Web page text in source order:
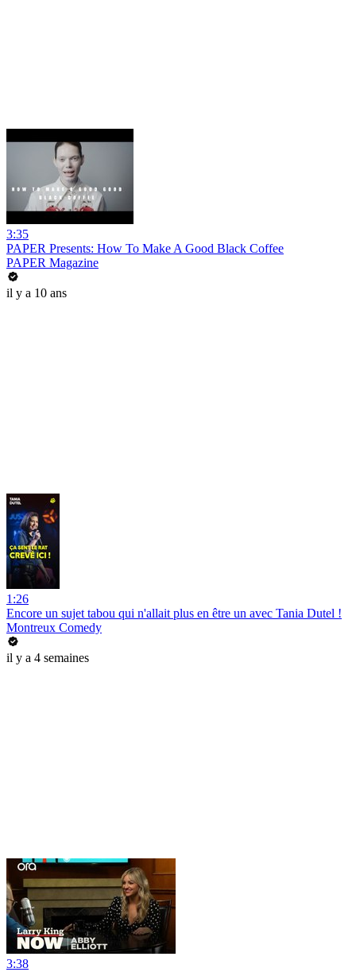
3:35
PAPER Presents: How To Make A Good Black Coffee
PAPER Magazine
il y a 10 ans
1:26
Encore un sujet tabou qui n'allait plus en être un avec Tania Dutel !
Montreux Comedy
il y a 4 semaines
3:38